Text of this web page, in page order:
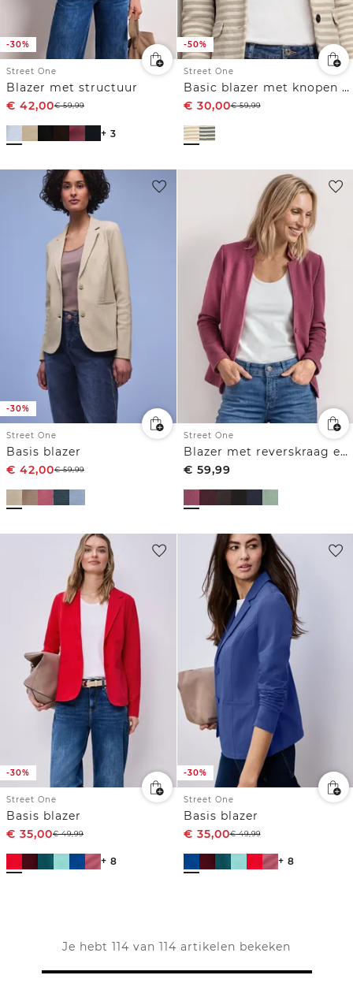
-30%
Street One
Blazer met structuur
€ 42,00€59,99
+ 3
-50%
Street One
Basic blazer met knopen en strepen
€ 30,00€59,99
-30%
Street One
Basis blazer
€ 42,00€59,99
Street One
Blazer met reverskraag en structuur
€ 59,99
-30%
Street One
Basis blazer
€ 35,00€49,99
+ 8
-30%
Street One
Basis blazer
€ 35,00€49,99
+ 8
Je hebt 114 van 114 artikelen bekeken